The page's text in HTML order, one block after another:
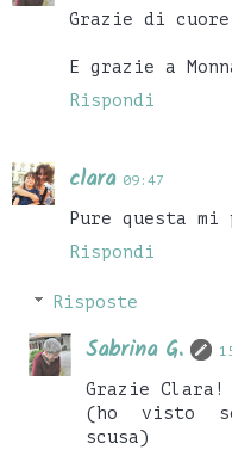
Grazie di
E grazie a
Rispondi
clara 09:47
Pure questa
Rispondi
Risposte
Sabrina G.
Grazie Clara!
(ho visto
scusa)